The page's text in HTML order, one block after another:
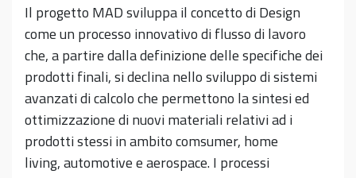
Il progetto MAD sviluppa il concetto di Design
come un processo innovativo di flusso di lavoro
che, a partire dalla definizione delle specifiche dei
prodotti finali, si declina nello sviluppo di sistemi
avanzati di calcolo che permettono la sintesi ed
ottimizzazione di nuovi materiali relativi ad i
prodotti stessi in ambito comsumer, home
living, automotive e aerospace. I processi